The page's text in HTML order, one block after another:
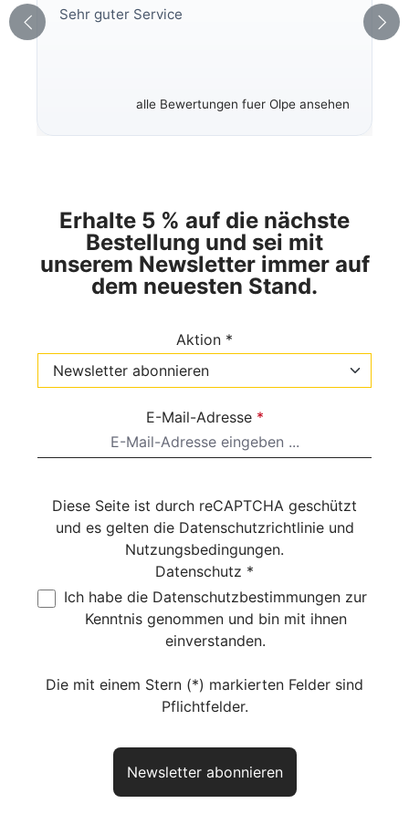
Sehr guter Service
alle Bewertungen fuer Olpe ansehen
Erhalte 5 % auf die nächste
Bestellung und sei mit
unserem Newsletter immer auf
dem neuesten Stand.
Aktion *
E-Mail-Adresse *
Diese Seite ist durch reCAPTCHA geschützt
und es gelten die Datenschutzrichtlinieund
Nutzungsbedingungen.
Datenschutz *
Ich habe die Datenschutzbestimmungen zur
Kenntnis genommen und bin mit ihnen
einverstanden.
Die mit einem Stern (*) markierten Felder sind
Pflichtfelder.
Newsletter abonnieren